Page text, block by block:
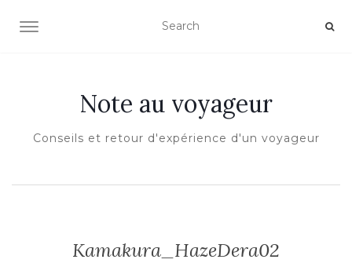
OUVRIR/FERMER LA NAVIGATION
Note au voyageur
Conseils et retour d'expérience d'un voyageur
Kamakura_HazeDera02